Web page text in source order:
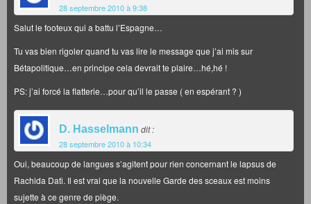
28 septembre 2010 à 9:38
Salut le footeux qui a battu l’Espagne…
Tu vas bien rigoler quand tu vas lire le message que j’ai mis sur
Bétapolitique…en principe cela devrait te plaire…hé,hé !
PS: j’ai forcé la flatterie…pour qu’il le passe ( en espérant ? )
D. Hasselmann dit :
28 septembre 2010 à 10:34
Oui, beaucoup de langues s’agitent pour rien concernant le lapsus de
Rachida Dati. Il est vrai que la nouvelle Garde des sceaux est moins
sujette à ce genre de piège.